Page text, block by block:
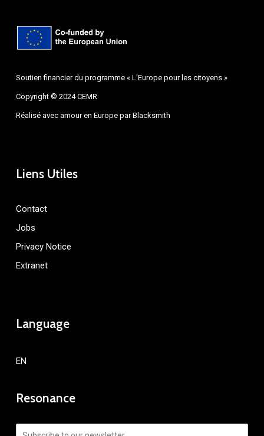
Soutien financier du programme « L'Europe pour les citoyens »
Copyright © 2024 CEMR
Réalisé avec amour en Europe parBlacksmith
Liens Utiles
Contact
Jobs
Privacy Notice
Extranet
Language
EN
Resonance